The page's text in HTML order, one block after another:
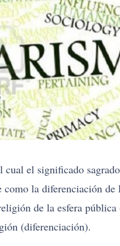
cual el significado
la diferenciación
de la esfera
(diferenciación).